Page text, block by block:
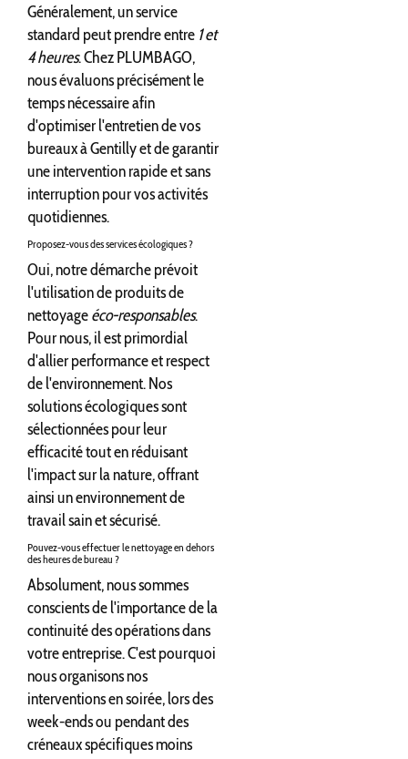
Généralement, un service
standard peut prendre entre 1 et
4 heures. Chez PLUMBAGO,
nous évaluons précisément le
temps nécessaire afin
d'optimiser l'entretien de vos
bureaux à Gentilly et de garantir
une intervention rapide et sans
interruption pour vos activités
quotidiennes.
Proposez-vous des services écologiques ?
Oui, notre démarche prévoit
l'utilisation de produits de
nettoyageéco-responsables.
Pour nous, il est primordial
d'allier performance et respect
de l'environnement. Nos
solutions écologiques sont
sélectionnées pour leur
efficacité tout en réduisant
l'impact sur la nature, offrant
ainsi un environnement de
travail sain et sécurisé.
Pouvez-vous effectuer le nettoyage en dehors
des heures de bureau ?
Absolument, nous sommes
conscients de l'importance de la
continuité des opérations dans
votre entreprise. C'est pourquoi
nous organisons nos
interventions en soirée, lors des
week-ends ou pendant des
créneaux spécifiques moins